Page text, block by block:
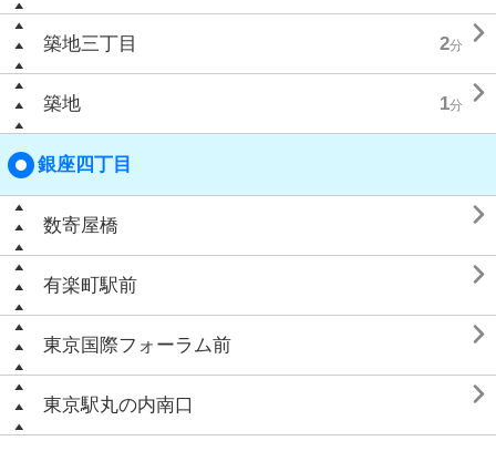
築地三丁目 2分 
築地 1分 
銀座四丁目
数寄屋橋 
有楽町駅前 
東京国際フォーラム前 
東京駅丸の内南口 